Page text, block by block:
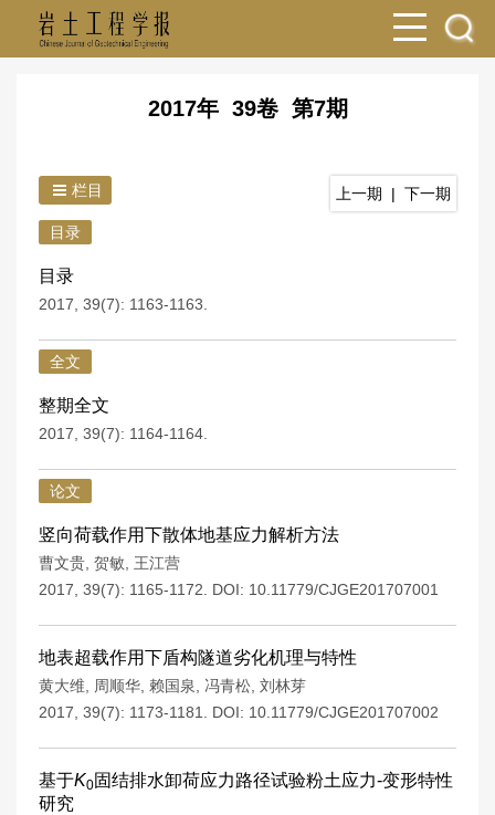
2017年 39卷 第7期
栏目 上一期 | 下一期
目录
目录
2017, 39(7): 1163-1163.
全文
整期全文
2017, 39(7): 1164-1164.
论文
竖向荷载作用下散体地基应力解析方法
曹文贵 贺敏
王江营
2017, 39(7): 1165-1172.
DOI: 10.11779/CJGE201707001
地表超载作用下盾构隧道劣化机理与特性
黄大维 周顺华 赖国泉 冯青松 刘林芽
2017, 39(7): 1173-1181.
DOI: 10.11779/CJGE201707002
基于K0固结排水卸荷应力路径试验粉土应力-变形特性
研究